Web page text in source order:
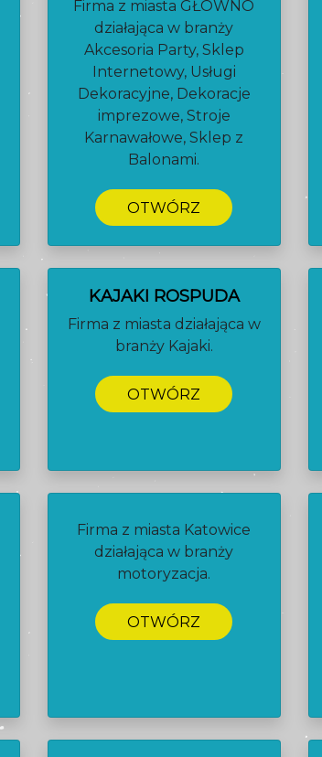
Firma z miasta GŁOWNO
działająca w branży
Akcesoria Party, Sklep
Internetowy, Usługi
Dekoracyjne, Dekoracje
imprezowe, Stroje
Karnawałowe, Sklep z
Balonami.
OTWÓRZ
KAJAKI ROSPUDA
Firma z miasta działająca w
branży Kajaki.
OTWÓRZ
Firma z miasta Katowice
działająca w branży
motoryzacja.
OTWÓRZ